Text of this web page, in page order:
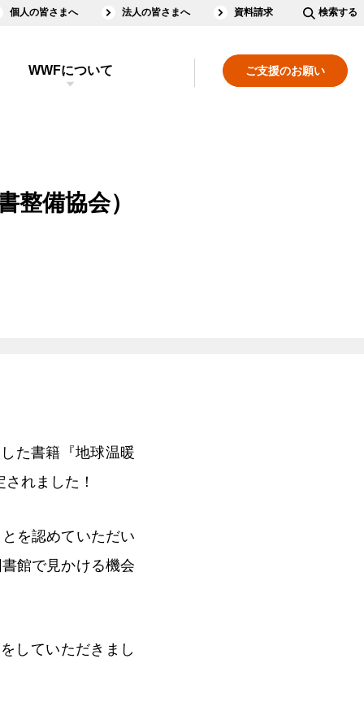
個人の皆さまへ 法人の皆さまへ 資料請求 検索する
ご支援のお願い
WWFについて
整備協会）
た書籍『地球温暖
れました！
を認めていただい
館で見かける機会
していただきまし